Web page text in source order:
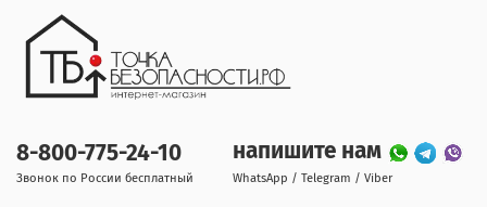
8-800-775-24-10
Звонок по России бесплатный
напишите нам
WhatsApp / Telegram / Viber